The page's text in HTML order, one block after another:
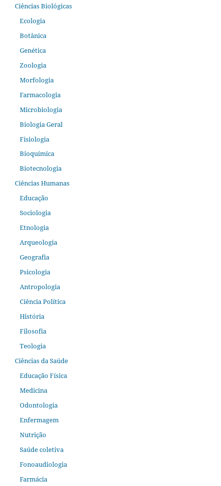
Ciências Biológicas
Ecologia
Botânica
Genética
Zoologia
Morfologia
Farmacologia
Microbiologia
Biologia Geral
Fisiologia
Bioquímica
Biotecnologia
Ciências Humanas
Educação
Sociologia
Etnologia
Arqueologia
Geografia
Psicologia
Antropologia
Ciência Política
História
Filosofia
Teologia
Ciências da Saúde
Educação Física
Medicina
Odontologia
Enfermagem
Nutrição
Saúde coletiva
Fonoaudiologia
Farmácia